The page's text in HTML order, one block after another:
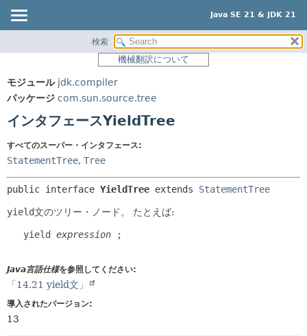
Java SE 21 & JDK 21
パッケージ
使用
ツリー
新規
非推奨
サマリー:
ネスト済
コンストラクタ
検索
機械翻訳について
モジュール jdk.compiler
パッケージ com.sun.source.tree
インタフェースYieldTree
すべてのスーパー・インタフェース:
StatementTree, Tree
public interface YieldTree extends StatementTree
yield文のツリー・ノード。 たとえば:
   yield
expression ;
Java言語仕様を参照してください:
「14.21 yield文」
導入されたバージョン:
13